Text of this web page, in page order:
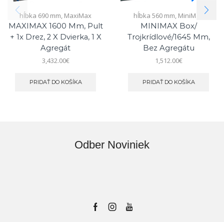
hĺbka 690 mm, MaxiMax
MAXIMAX 1600 Mm, Pult
+ 1x Drez, 2 X Dvierka, 1 X
Agregát
3,432.00€
PRIDAŤ DO KOŠÍKA
hĺbka 560 mm, MiniMax
MINIMAX Box/
Trojkrídlové/1645 Mm,
Bez Agregátu
1,512.00€
PRIDAŤ DO KOŠÍKA
Odber Noviniek